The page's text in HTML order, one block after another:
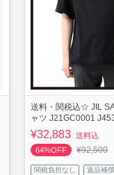
送料・関税込☆ JIL
ャツ J21GC0001
¥32,883 送料込
64%OFF
¥92,500
関税負担なし 返品補償